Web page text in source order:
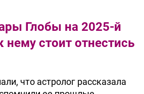
Глобы на 2025-й
нему стоит отнестись
что астролог рассказала